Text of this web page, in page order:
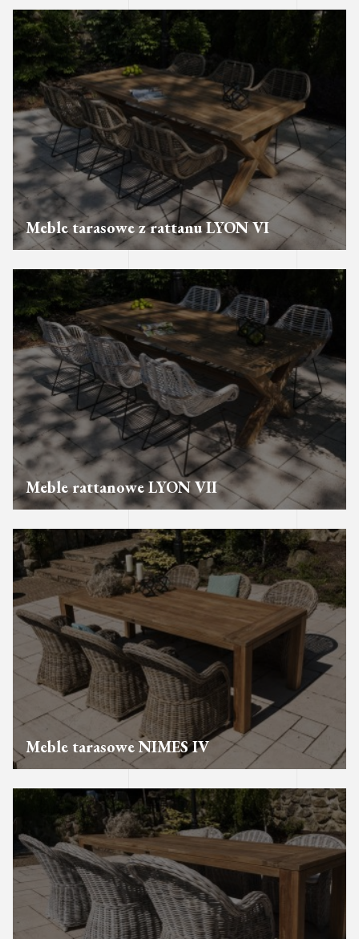
Meble tarasowe z rattanu LYON VI
Meble rattanowe LYON VII
Meble tarasowe NIMES IV